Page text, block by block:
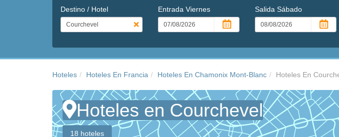
Destino / Hotel Entrada Viernes SalidaSábado
Hoteles Hoteles En Francia Hoteles En Chamonix Mont-Blanc Hoteles En
Hoteles en Courchevel
18 hoteles